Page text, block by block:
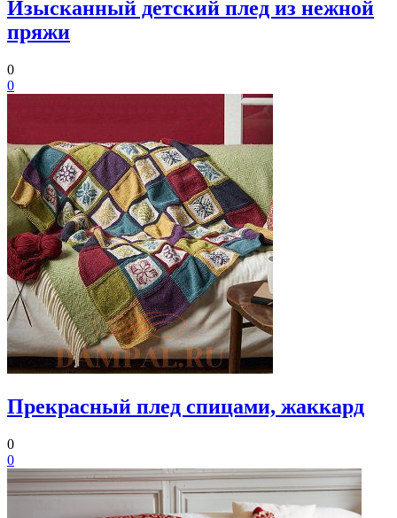
Изысканный детский плед из нежной
пряжи
0
0
Прекрасный плед спицами, жаккард
0
0